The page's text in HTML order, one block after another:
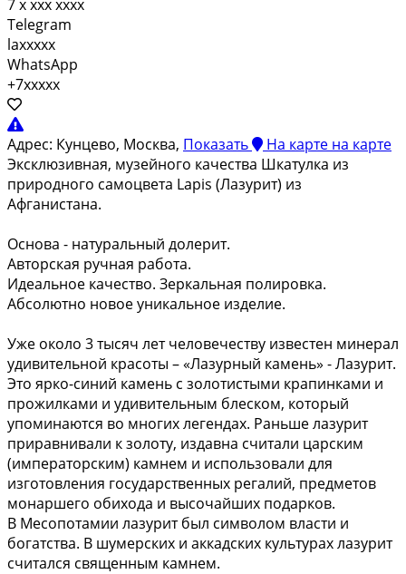
7 x xxx xxxx
Telegram
laxxxxx
WhatsApp
+7xxxxx
Адрес: Кунцево, Москва, Показать На карте на карте
Эксклюзивная, музейного качества Шкатулка из
природного самоцвета Lapis (Лазурит) из
Афганистана.
Основа - натуральный долерит.
Авторская ручная работа.
Идеальное качество. Зеркальная полировка.
Абсолютно новое уникальное изделие.
Уже около 3 тысяч лет человечеству известен минерал
удивительной красоты – «Лазурный камень» - Лазурит.
Это ярко-синий камень с золотистыми крапинками и
прожилками и удивительным блеском, который
упоминаются во многих легендах. Раньше лазурит
приравнивали к золоту, издавна считали царским
(императорским) камнем и использовали для
изготовления государственных регалий, предметов
монаршего обихода и высочайших подарков.
В Месопотамии лазурит был символом власти и
богатства. В шумерских и аккадских культурах лазурит
считался священным камнем.